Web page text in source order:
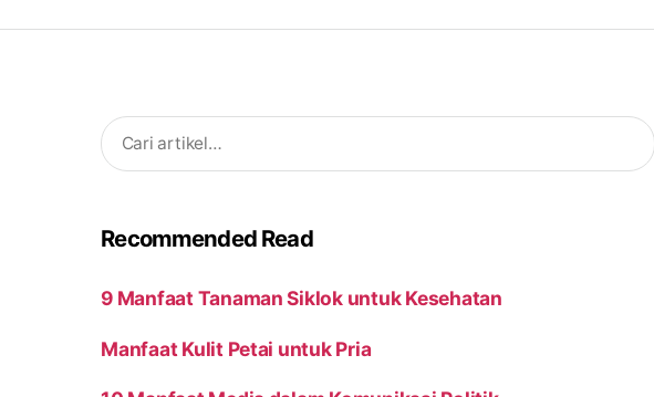
Search
for:
Recommended Read
9 Manfaat Tanaman Siklok untuk Kesehatan
Manfaat Kulit Petai untuk Pria